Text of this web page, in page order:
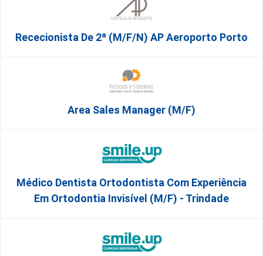
Rececionista De 2ª (M/F/N) AP Aeroporto Porto
Area Sales Manager (m/f)
Médico Dentista Ortodontista Com Experiência
Em Ortodontia Invisível (M/F) - Trindade